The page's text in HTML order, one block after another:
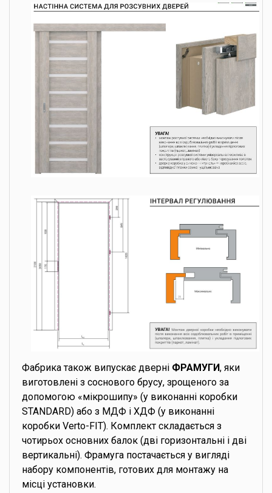
Фабрика також випускає дверні ФРАМУГИ, яки
виготовлені з соснового брусу, зрощеного за
допомогою «мікрошипу» (у виконанні коробки
STANDARD) або з МДФ і ХДФ (у виконанні
коробки Verto-FIT). Комплект складається з
чотирьох основних балок (дві горизонтальні і дві
вертикальні). Фрамуга постачається у вигляді
набору компонентів, готових для монтажу на
місці установки.